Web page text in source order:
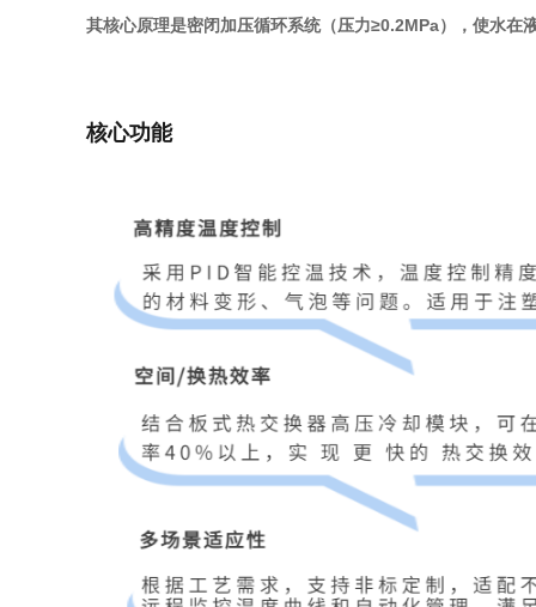
其核心原理是密闭加压循环系统（压力≥0.2MPa），使水在
核心功能